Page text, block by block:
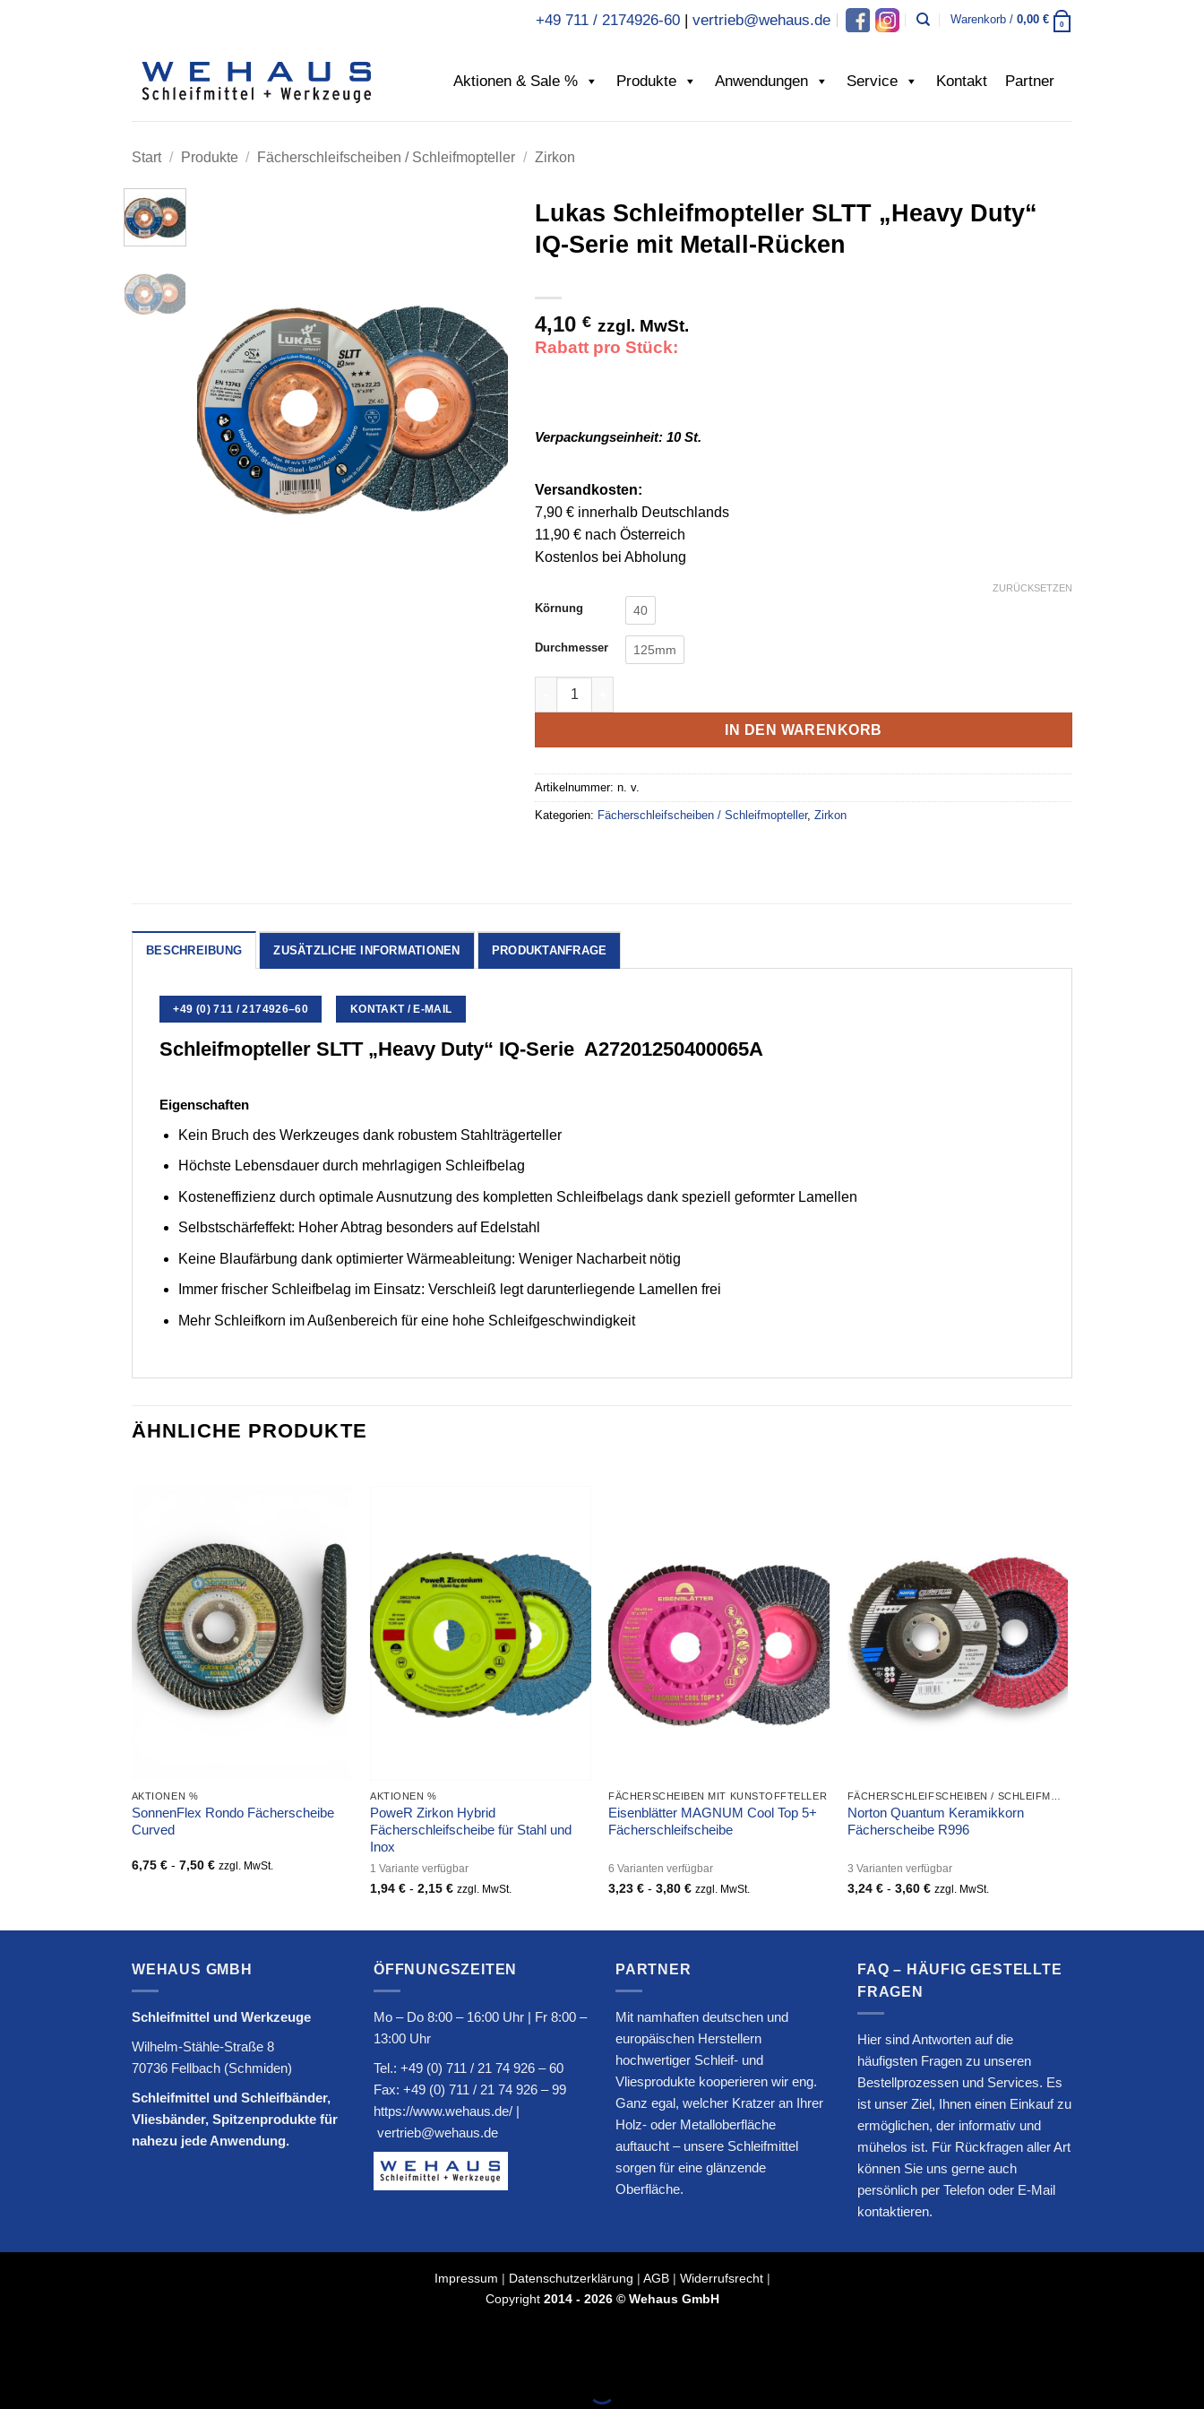
+49 711 / 2174926-60| vertrieb@wehaus.de Warenkorb / 0,00 € 0
Aktionen & Sale % Produkte Anwendungen Service Kontakt Partner
Start / Produkte / Fächerschleifscheiben / Schleifmopteller / Zirkon
Lukas Schleifmopteller SLTT „Heavy Duty“
IQ-Serie mit Metall-Rücken
4,10 € zzgl. MwSt.
Rabatt pro Stück:
Verpackungseinheit: 10 St.
Versandkosten:
7,90 € innerhalb Deutschlands
11,90 € nach Österreich
Kostenlos bei Abholung
Körnung 40
Durchmesser 125mm
ZURÜCKSETZEN
Lukas Schleifmopteller SLTT „Heavy Duty“ IQ-Serie mit Metall-Rücken Menge
IN DEN WARENKORB
Artikelnummer: n. v.
Kategorien: Fächerschleifscheiben / Schleifmopteller, Zirkon
BESCHREIBUNG ZUSÄTZLICHE INFORMATIONEN PRODUKTANFRAGE
+49 (0) 711 / 2174926–60 KONTAKT / E-MAIL
Schleifmopteller SLTT „Heavy Duty“ IQ-Serie A27201250400065A
Eigenschaften
Kein Bruch des Werkzeuges dank robustem Stahlträgerteller
Höchste Lebensdauer durch mehrlagigen Schleifbelag
Kosteneffizienz durch optimale Ausnutzung des kompletten Schleifbelags dank speziell geformter Lamellen
Selbstschärfeffekt: Hoher Abtrag besonders auf Edelstahl
Keine Blaufärbung dank optimierter Wärmeableitung: Weniger Nacharbeit nötig
Immer frischer Schleifbelag im Einsatz: Verschleiß legt darunterliegende Lamellen frei
Mehr Schleifkorn im Außenbereich für eine hohe Schleifgeschwindigkeit
ÄHNLICHE PRODUKTE
AKTIONEN %
SonnenFlex Rondo Fächerscheibe
Curved
6,75 €- 7,50 € zzgl. MwSt.
AKTIONEN %
PoweR Zirkon Hybrid
Fächerschleifscheibe für Stahl und
Inox
1 Variante verfügbar
1,94€ -2,15€ zzgl. MwSt.
FÄCHERSCHEIBEN MIT KUNSTOFFTELLER
Eisenblätter MAGNUM Cool Top 5+
Fächerschleifscheibe
6 Varianten verfügbar
3,23€ -3,80€ zzgl. MwSt.
Norton Quantum Keramikkorn
Fächerscheibe R996
3 Varianten verfügbar
3,24 €- 3,60 € zzgl. MwSt.
WEHAUS GMBH
Schleifmittel und Werkzeuge
Wilhelm-Stähle-Straße 8
70736 Fellbach (Schmiden)
Schleifmittel und Schleifbänder,
Vliesbänder, Spitzenprodukte für
nahezu jede Anwendung.
ÖFFNUNGSZEITEN
Mo – Do 8:00 – 16:00 Uhr | Fr 8:00 –
13:00 Uhr
Tel.: +49 (0) 711 / 21 74 926 – 60
Fax: +49 (0) 711 / 21 74 926 – 99
https://www.wehaus.de/ |
vertrieb@wehaus.de
PARTNER
Mit namhaften deutschen und
europäischen Herstellern
hochwertiger Schleif- und
Vliesprodukte kooperieren wir eng.
Ganz egal, welcher Kratzer an Ihrer
Holz- oder Metalloberfläche
auftaucht – unsere Schleifmittel
sorgen für eine glänzende
Oberfläche.
FAQ – HÄUFIG GESTELLTE
FRAGEN
Hier sind Antworten auf die
häufigsten Fragen zu unseren
Bestellprozessen und Services. Es
ist unser Ziel, Ihnen einen Einkauf zu
ermöglichen, der informativ und
mühelos ist. Für Rückfragen aller Art
können Sie uns gerne auch
persönlich per Telefon oder E-Mail
kontaktieren.
Impressum | Datenschutzerklärung | AGB| Widerrufsrecht|
Copyright 2014 - 2026 © Wehaus GmbH